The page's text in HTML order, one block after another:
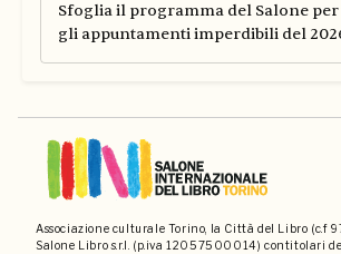
Sfoglia il programma del Salone
gli appuntamenti imperdibili del
Associazione culturale Torino, la Città del Libro (c.f
Salone Libro s.r.l. (p.iva 12057500014) contitolari